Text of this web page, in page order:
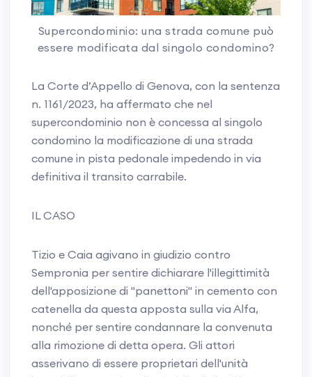
Supercondominio: una strada comune può
essere modificata dal singolo condomino?
La Corte d’Appello di Genova, con la sentenza
n. 1161/2023, ha affermato che nel
supercondominio non è concessa al singolo
condomino la modificazione di una strada
comune in pista pedonale impedendo in via
definitiva il transito carrabile.
IL CASO
Tizio e Caia agivano in giudizio contro
Sempronia per sentire dichiarare l'illegittimità
dell'apposizione di "panettoni" in cemento con
catenella da questa apposta sulla via Alfa,
nonché per sentire condannare la convenuta
alla rimozione di detta opera. Gli attori
asserivano di essere proprietari dell'unità